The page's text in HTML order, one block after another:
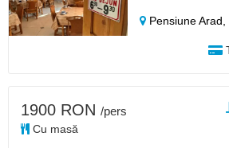
Pensiune Arad,
1900 RON /pers
Cu masă